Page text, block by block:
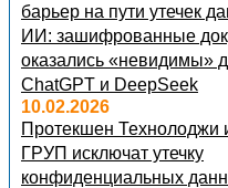
барьер на пути утечек
ИИ: зашифрованные
оказались «невидимы»
ChatGPT и DeepSeek
10.02.2026
Протекшен Технолоджи
ГРУП исключат утечку
конфиденциальных